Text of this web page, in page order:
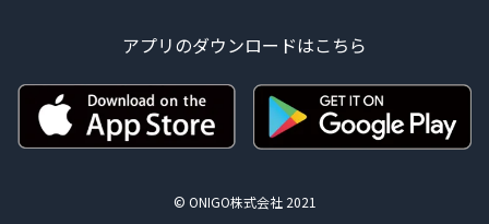
アプリのダウンロードはこちら
© ONIGO株式会社 2021